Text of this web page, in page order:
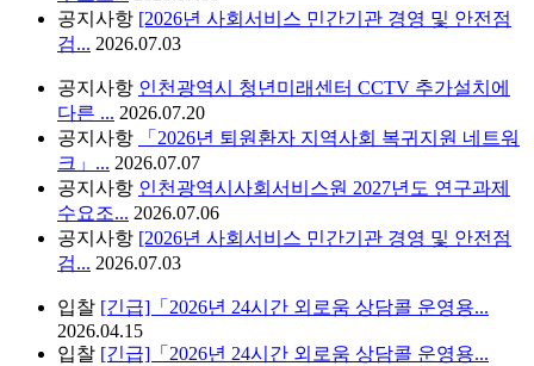
공지사항 [2026년 사회서비스 민간기관 경영 및 안전점
검... 2026.07.03
공지사항 인천광역시 청년미래센터 CCTV 추가설치에
다른 ... 2026.07.20
공지사항
「2026년 퇴원환자 지역사회 복귀지원 네트워
크」... 2026.07.07
공지사항 인천광역시사회서비스원 2027년도 연구과제
수요조... 2026.07.06
공지사항 [2026년 사회서비스 민간기관 경영 및 안전점
검... 2026.07.03
입찰 [긴급]「2026년 24시간 외로움 상담콜 운영용...
2026.04.15
입찰 [긴급]「2026년 24시간 외로움 상담콜 운영용...